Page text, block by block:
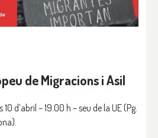
de Migracions i Asil
d’abril – 19.00 h – seu de la UE (Pg.